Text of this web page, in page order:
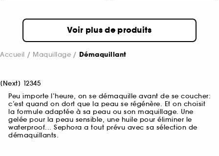
Voir plus de produits
Accueil Maquillage Démaquillant
[Next] 12345
Peu importe l’heure, on se démaquille avant de se coucher:
c’est quand on dort que la peau se régénère. Et on choisit
la formule adaptée à sa peau ou son maquillage. Une
gelée pour la peau sensible, une huile pour éliminer le
waterproof... Sephora a tout prévu avec sa sélection de
démaquillants.